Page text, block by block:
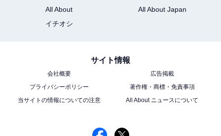
All About
All About Japan
イチオシ
サイト情報
会社概要
広告掲載
プライバシーポリシー
著作権・商標・免責事項
当サイトの情報についての注意
All About ニュースについて